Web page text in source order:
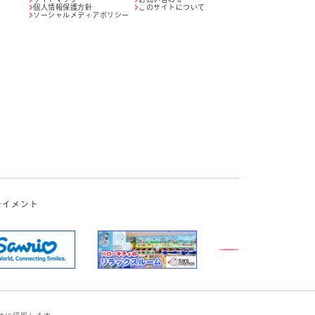
個人情報保護方針
このサイトについて
ソーシャルメディアポリシー
メント